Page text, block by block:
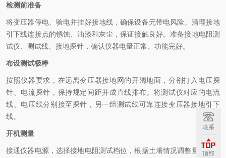
检测前准备
将变压器停电、验电并挂好接地线，确保设备无带电风险。清理接地
引下线连接点的锈蚀、油漆和灰尘，保证接触良好。准备接地电阻测
试仪、测试线、接地探针，确认仪器电量正常、功能完好。
布设测试极棒
按照仪器要求，在远离变压器接地网的开阔地面，分别打入电压探
针、电流探针，保持规定间距并成直线排布。将测试仪对应的电流
线、电压线分别接至探针，另一组测试线可靠连接变压器接地引下
线。
开机测量
接通仪器电源，选择接地电阻测试档位，根据土壤情况调整量程。按
联系
顶部